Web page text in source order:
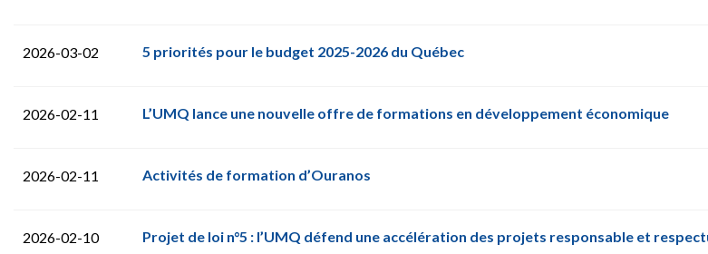
2026-03-02 5 priorités pour le budget 2025-2026 du Québec
2026-02-11 L’UMQ lance une nouvelle offre de formations en développement économique
2026-02-11 Activités de formation d’Ouranos
2026-02-10 Projet de loi n°5 : l’UMQ défend une accélération des projets responsable et